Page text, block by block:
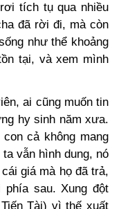
tích tụ qua nhiều
đã rời đi, mà còn
như thể khoảng
tại, và xem mình
ai cũng muốn tin
hy sinh năm xưa.
cả không mang
vẫn hình dung, nó
giá mà họ đã trả,
sau. Xung đột
Tài) vì thế xuất